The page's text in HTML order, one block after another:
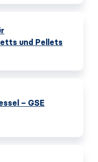
und Pellets
– GSE